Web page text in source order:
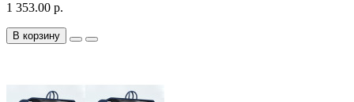
1 353.00 р.
В корзину